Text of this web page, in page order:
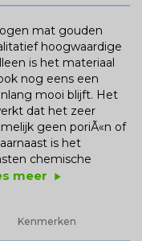
mat gouden
hoogwaardige
is het materiaal
nog eens een
mooi blijft. Het
dat het zeer
geen poriÃ«n of
is het
chemische
meer play_arrow
Kenmerken